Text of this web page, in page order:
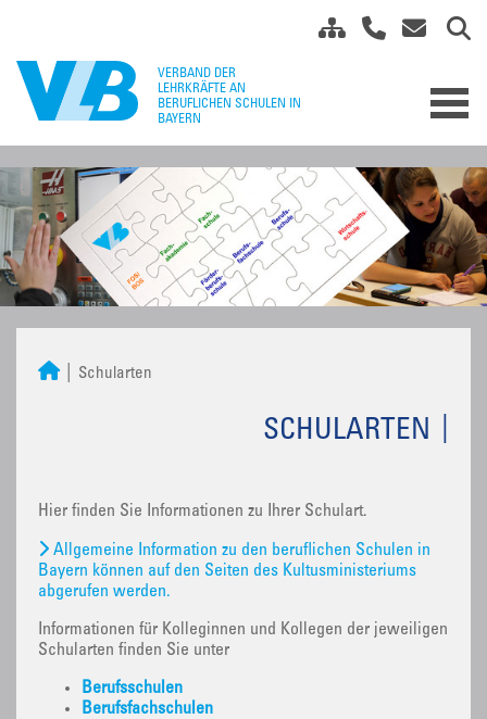
Schularten
SCHULARTEN
Hier finden Sie Informationen zu Ihrer Schulart.
Allgemeine Information zu den beruflichen Schulen in
Bayern können auf den Seiten des Kultusministeriums
abgerufen werden.
Informationen für Kolleginnen und Kollegen der jeweiligen
Schularten finden Sie unter
Berufsschulen
Berufsfachschulen